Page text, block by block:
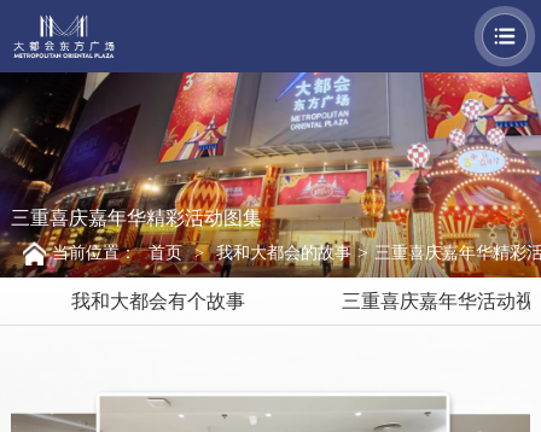
首页
关于我们 +
大都会东方广场项目 +
重庆就是大都会
我和大都会的故事
三重喜庆嘉年华精彩活动图集
当前位置： 首页 > 我和大都会的故事 > 三重喜庆嘉年华精彩
我和大都会有个故事 三重喜庆嘉年华活动视